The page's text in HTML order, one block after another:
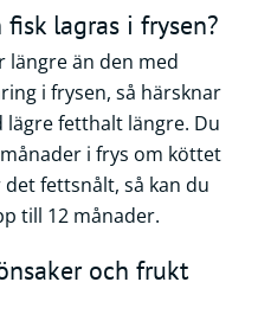
lagras i frysen?
längre än den med
i frysen, så härsknar
fetthalt längre. Du
i frys om köttet
fettsnålt, så kan du
till 12 månader.
och frukt